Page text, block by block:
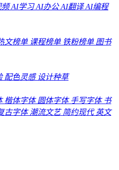
AI学习AI办公AI翻译AI编程
文榜单课程榜单铁粉榜单图书
配色灵感设计种草
楷体字体圆体字体手写字体书
古字体潮流文艺简约现代英文